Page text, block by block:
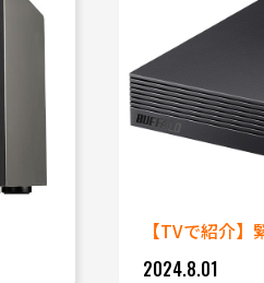
【TVで紹介】
2024.8.01